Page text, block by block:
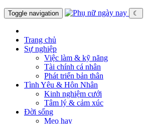
Toggle navigation ☾
Trang chủ
Sự nghiệp
Việc làm & kỹ năng
Tài chính cá nhân
Phát triển bản thân
Tình Yêu & Hôn Nhân
Kinh nghiệm cưới
Tâm lý & cảm xúc
Đời sống
Mẹo hay